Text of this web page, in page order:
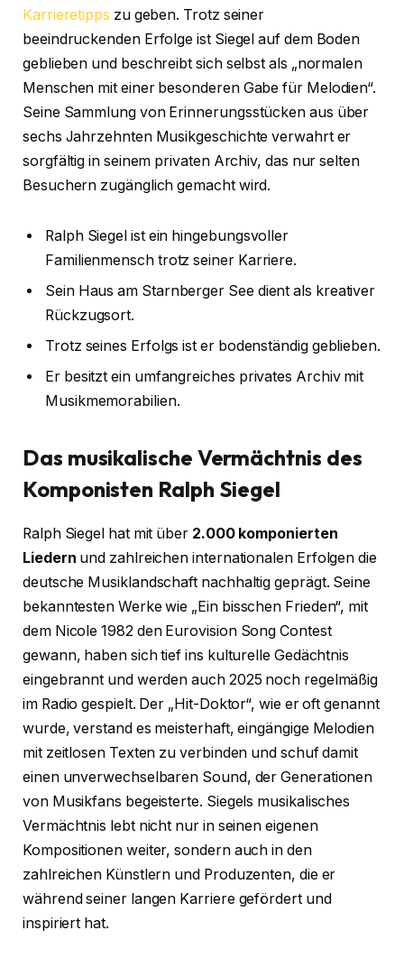
Karrieretipps zu geben. Trotz seiner
beeindruckenden Erfolge ist Siegel auf dem Boden
geblieben und beschreibt sich selbst als „normalen
Menschen mit einer besonderen Gabe für Melodien“.
Seine Sammlung von Erinnerungsstücken aus über
sechs Jahrzehnten Musikgeschichte verwahrt er
sorgfältig in seinem privaten Archiv, das nur selten
Besuchern zugänglich gemacht wird.
Ralph Siegel ist ein hingebungsvoller
Familienmensch trotz seiner Karriere.
Sein Haus am Starnberger See dient als kreativer
Rückzugsort.
Trotz seines Erfolgs ist er bodenständig geblieben.
Er besitzt ein umfangreiches privates Archiv mit
Musikmemorabilien.
Das musikalische Vermächtnis des
Komponisten Ralph Siegel
Ralph Siegel hat mit über 2.000 komponierten
Liedern und zahlreichen internationalen Erfolgen die
deutsche Musiklandschaft nachhaltig geprägt. Seine
bekanntesten Werke wie „Ein bisschen Frieden“, mit
dem Nicole 1982 den Eurovision Song Contest
gewann, haben sich tief ins kulturelle Gedächtnis
eingebrannt und werden auch 2025 noch regelmäßig
im Radio gespielt. Der „Hit-Doktor“, wie er oft genannt
wurde, verstand es meisterhaft, eingängige Melodien
mit zeitlosen Texten zu verbinden und schuf damit
einen unverwechselbaren Sound, der Generationen
von Musikfans begeisterte. Siegels musikalisches
Vermächtnis lebt nicht nur in seinen eigenen
Kompositionen weiter, sondern auch in den
zahlreichen Künstlern und Produzenten, die er
während seiner langen Karriere gefördert und
inspiriert hat.